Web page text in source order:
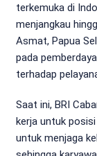
terkemuka di
menjangkau
Asmat, Papua
pada
terhadap
Saat ini, BRI
kerja untuk
untuk menjaga